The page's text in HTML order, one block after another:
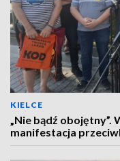
KIELCE
„Nie bądź obojętny”.
manifestacja